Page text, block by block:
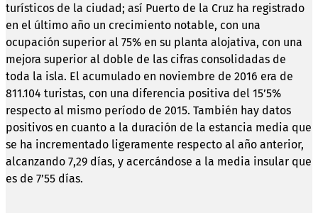
turísticos de la ciudad; así Puerto de la Cruz ha registrado
en el último año un crecimiento notable, con una
ocupación superior al 75% en su planta alojativa, con una
mejora superior al doble de las cifras consolidadas de
toda la isla. El acumulado en noviembre de 2016 era de
811.104 turistas, con una diferencia positiva del 15’5%
respecto al mismo período de 2015. También hay datos
positivos en cuanto a la duración de la estancia media que
se ha incrementado ligeramente respecto al año anterior,
alcanzando 7,29 días, y acercándose a la media insular que
es de 7’55 días.